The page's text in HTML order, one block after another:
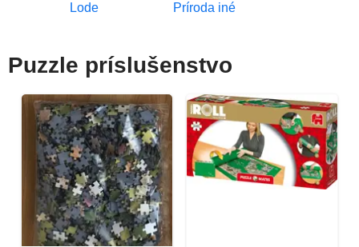
Lode Príroda iné
Puzzle príslušenstvo